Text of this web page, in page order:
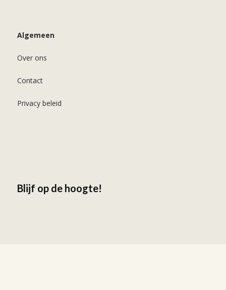
Algemeen
Over ons
Contact
Privacy beleid
Blijf op de hoogte!